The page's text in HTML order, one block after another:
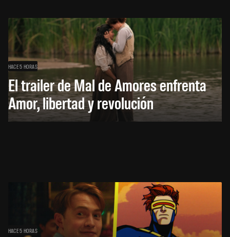
HACE 5 HORAS
El trailer de Mal de Amores enfrenta
Amor, libertad y revolución
HACE 5 HORAS